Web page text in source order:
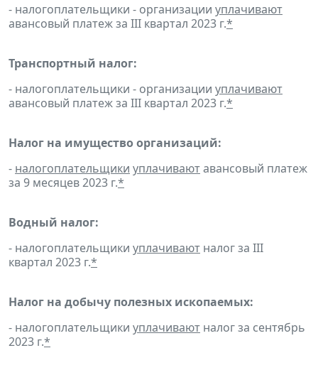
- налогоплательщики - организации уплачивают
авансовый платеж за III квартал 2023 г.*
Транспортный налог:
- налогоплательщики - организации уплачивают
авансовый платеж за III квартал 2023 г.*
Налог на имущество организаций:
- налогоплательщики уплачиваютавансовый платеж
за 9 месяцев 2023 г.*
Водный налог:
- налогоплательщики уплачивают налог за III
квартал 2023 г.*
Налог на добычу полезных ископаемых:
- налогоплательщики уплачивают налог за сентябрь
2023 г.*